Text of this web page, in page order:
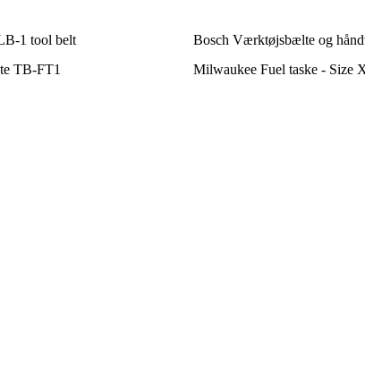
1 tool belt Bosch Værktøjsbælte og
TB-FT1 Milwaukee Fuel taske - Size